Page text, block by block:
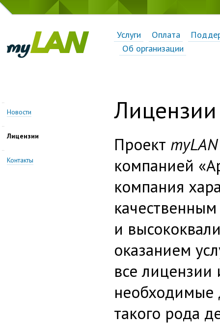
Услуги Оплата
Об организации
Новости
Лицензии
Контакты
Лицензии
Проект myLAN
компанией
компания
качественным
и
оказанием
все лицензии
необходимые
такого рода